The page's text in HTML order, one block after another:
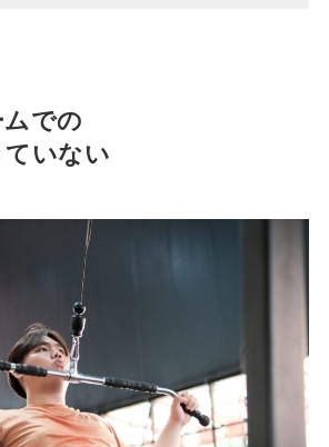
での
いない